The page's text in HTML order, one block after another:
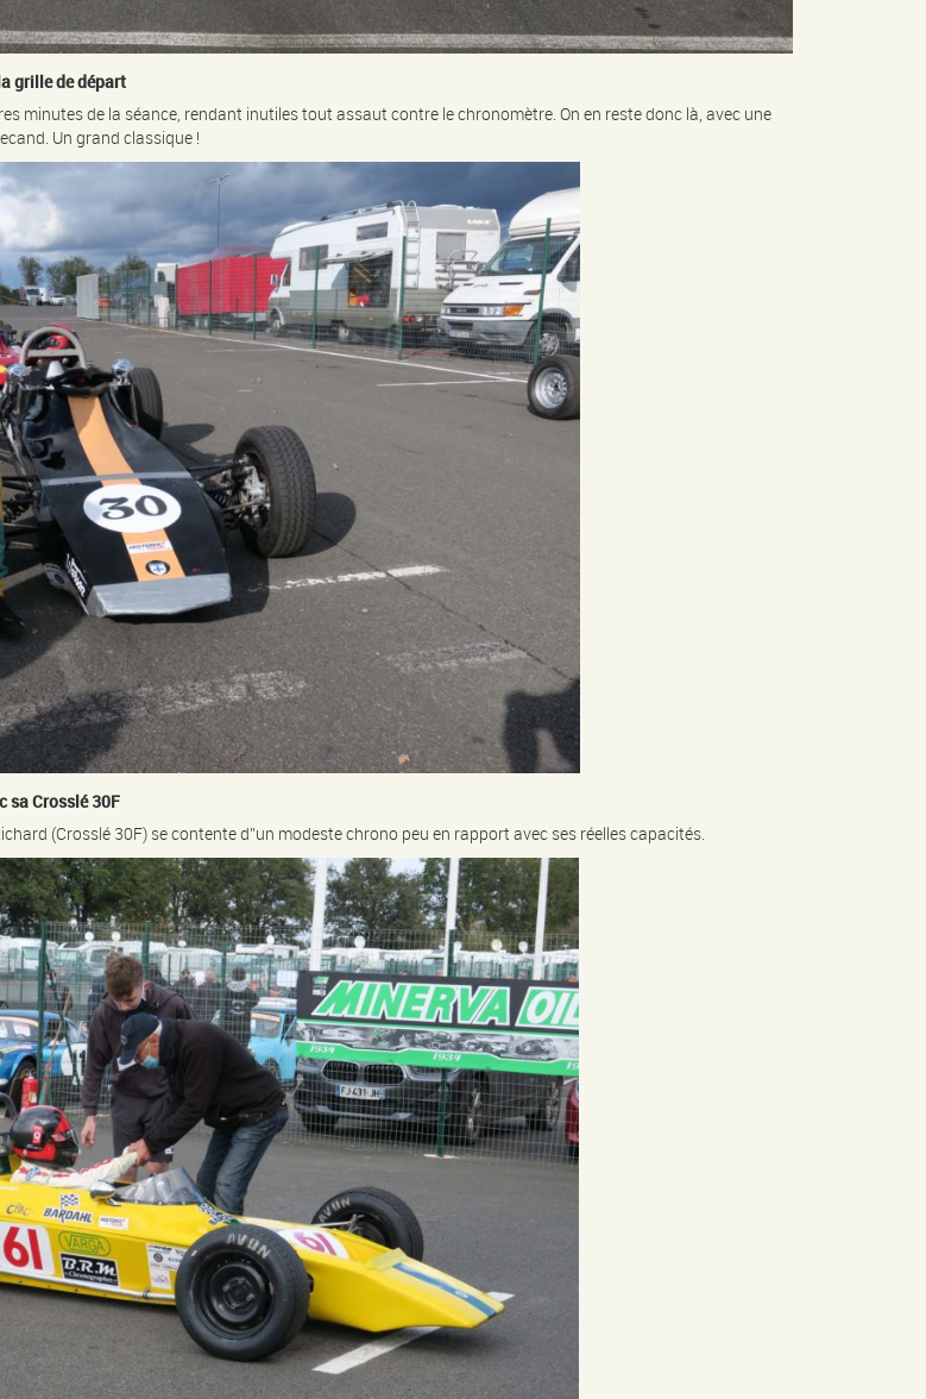
grille de départ
minutes de la séance, rendant inutiles tout assaut contre le chronomètre. On en reste donc là, avec une
Un grand classique !
sa Crosslé 30F
(Crosslé 30F) se contente d’’un modeste chrono peu en rapport avec ses réelles capacités.